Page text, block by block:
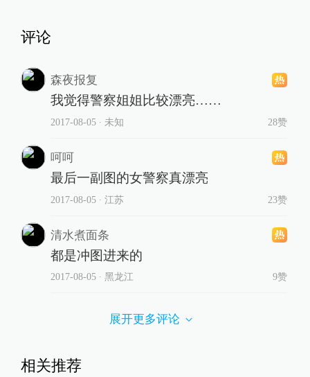
评论
森夜报复
我觉得警察姐姐比较漂亮……
2017-08-05∙ 未知 28赞
呵呵
最后一副图的女警察真漂亮
2017-08-05∙ 江苏 23赞
清水煮面条
都是冲图进来的
2017-08-05∙ 黑龙江 9赞
展开更多评论
相关推荐